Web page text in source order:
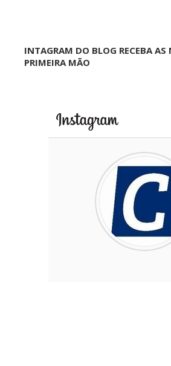
INTAGRAM DO BLOG RECEBA AS
PRIMEIRA MÃO